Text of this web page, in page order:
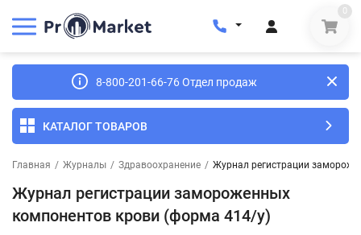
0
8-800-201-66-76 Отдел продаж
КАТАЛОГ ТОВАРОВ
Главная / Журналы / Здравоохранение / Журнал регистрации
Журнал регистрации замороженных
компонентов крови (форма 414/у)